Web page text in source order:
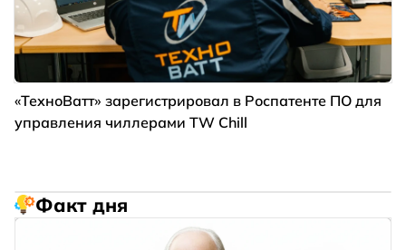
«ТехноВатт» зарегистрировал в Роспатенте ПО для
управления чиллерами TW Chill
Факт дня